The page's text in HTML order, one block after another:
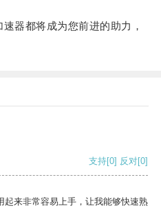
都将成为您前进的助力，
支持[0] 反对[0]
起来非常容易上手，让我能够快速熟